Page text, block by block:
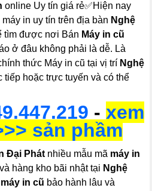
online Uy tín giá rẻ✅Hiện nay
in uy tín trên địa bàn Nghệ
tìm được nơi Bán Máy in cũ
ở đâu không phải là dễ. Là
thức Máy in cũ tại vị trí Nghệ
tiếp hoặc trực tuyến và có thể
- xem
sản phầm
Đại Phát nhiều mẫu mã máy in
hàng kho bãi nhật tại Nghệ
máy in cũ bảo hành lâu và